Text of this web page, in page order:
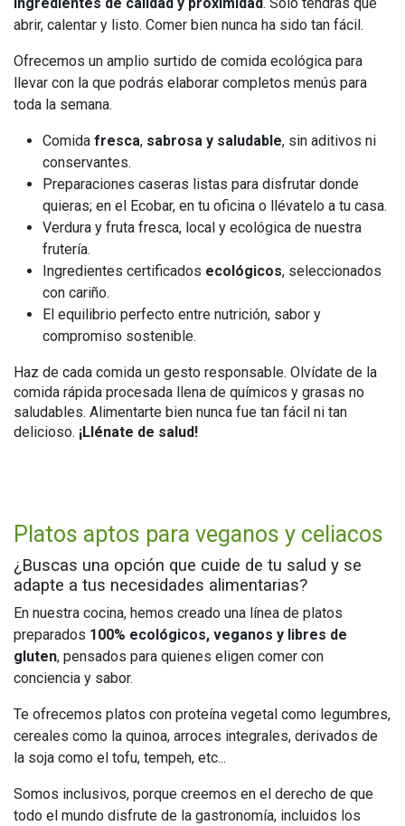
abrir, calentar y listo. Comer bien nunca ha sido tan fácil.
Ofrecemos un amplio surtido de comida ecológica para
llevar con la que podrás elaborar completos menús para
toda la semana.
Comida fresca, sabrosa y saludable, sin aditivos ni
conservantes.
Preparaciones caseras listas para disfrutar donde
quieras; en el Ecobar, en tu oficina o llévatelo a tu casa.
Verdura y fruta fresca, local y ecológica de nuestra
frutería.
Ingredientes certificados ecológicos, seleccionados
con cariño.
El equilibrio perfecto entre nutrición, sabor y
compromiso sostenible.
Haz de cada comida un gesto responsable. Olvídate de la
comida rápida procesada llena de químicos y grasas no
saludables. Alimentarte bien nunca fue tan fácil ni tan
delicioso. ¡Llénate de salud!
Platos aptos para veganos y celiacos
¿Buscas una opción que cuide de tu salud y se
adapte a tus necesidades alimentarias?
En nuestra cocina, hemos creado una línea de platos
preparados 100% ecológicos, veganos y libres de
gluten, pensados para quienes eligen comer con
conciencia y sabor.
Te ofrecemos platos con proteína vegetal como legumbres,
cereales como la quinoa, arroces integrales, derivados de
la soja como el tofu, tempeh, etc...
Somos inclusivos, porque creemos en el derecho de que
todo el mundo disfrute de la gastronomía, incluidos los